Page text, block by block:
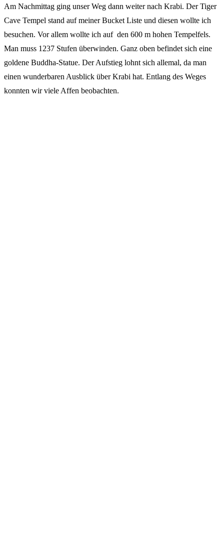
Am Nachmittag ging unser Weg dann weiter nach Krabi. Der Tiger
Cave Tempel stand auf meiner Bucket Liste und diesen wollte ich
besuchen. Vor allem wollte ich auf den 600 m hohen Tempelfels.
Man muss 1237 Stufen überwinden. Ganz oben befindet sich eine
goldene Buddha-Statue. Der Aufstieg lohnt sich allemal, da man
einen wunderbaren Ausblick über Krabi hat. Entlang des Weges
konnten wir viele Affen beobachten.